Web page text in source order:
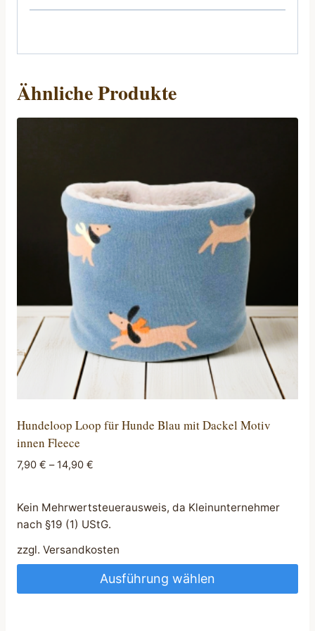
Ähnliche Produkte
Hundeloop Loop für Hunde Blau mit Dackel Motiv
innen Fleece
7,90 € –14,90 €
Kein Mehrwertsteuerausweis, da Kleinunternehmer
nach §19 (1) UStG.
zzgl. Versandkosten
Ausführung wählen